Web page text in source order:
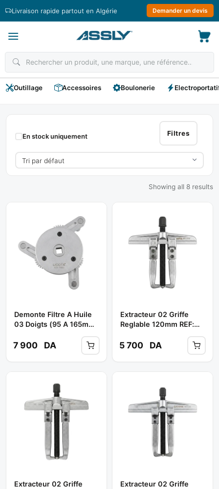
Livraison rapide partout en Algérie Demander un devis
Outillage Accessoires Boulonerie
LICOTA
Filtres
En stock uniquement
Showing all 8 results
Demonte Filtre A Huile
03 Doigts (95 A 165mm)
LICOTA
7 900 DA
Extracteur 02 Griffe
Reglable 120mm REF:
5 700 DA
Extracteur 02 Griffe
Extracteur 02 Griffe